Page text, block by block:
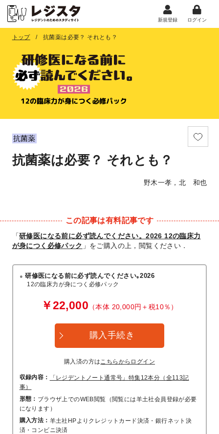
新規登録 ログイン
トップ 抗菌薬は必要？ それとも？
抗菌薬
抗菌薬は必要？ それとも？
野木一孝，北 和也
この記事は有料記事です
「研修医になる前に必ず読んでください。2026 12の臨床力
が身につく必修パック 」をご購入の上，閲覧ください．
研修医になる前に必ず読んでください｡2026
12の臨床力が身につく必修パック
￥22,000 （本体 20,000円＋税10％）
購入手続き
購入済の方は こちらからログイン
収録内容：
「レジデントノート通常号」特集12本分（全113記
事）
形態： ブラウザ上でのWEB閲覧（閲覧には羊土社会員登録が必要
になります）
購入方法： 羊土社HPよりクレジットカード決済・銀行ネット決
済・コンビニ決済